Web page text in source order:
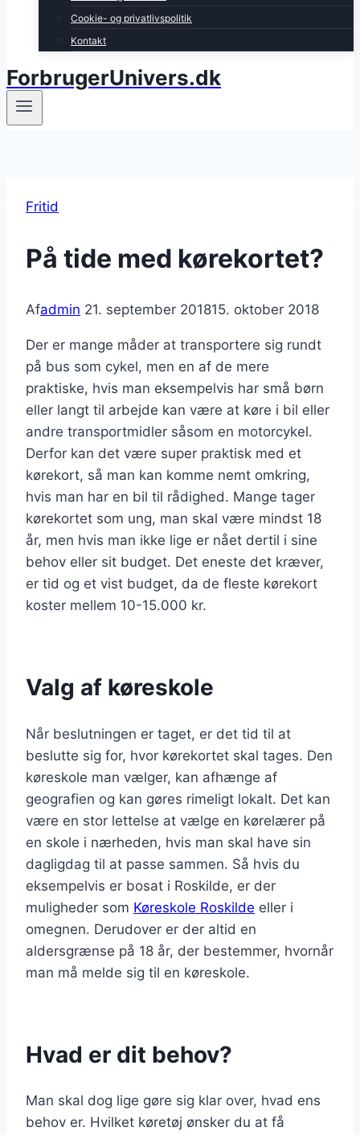
Cookie- og privatlivspolitik
Kontakt
ForbrugerUnivers.dk
Fritid
På tide med kørekortet?
Afadmin 21. september 201815. oktober 2018
Der er mange måder at transportere sig rundt
på bus som cykel, men en af de mere
praktiske, hvis man eksempelvis har små børn
eller langt til arbejde kan være at køre i bil eller
andre transportmidler såsom en motorcykel.
Derfor kan det være super praktisk med et
kørekort, så man kan komme nemt omkring,
hvis man har en bil til rådighed. Mange tager
kørekortet som ung, man skal være mindst 18
år, men hvis man ikke lige er nået dertil i sine
behov eller sit budget. Det eneste det kræver,
er tid og et vist budget, da de fleste kørekort
koster mellem 10-15.000 kr.
Valg af køreskole
Når beslutningen er taget, er det tid til at
beslutte sig for, hvor kørekortet skal tages. Den
køreskole man vælger, kan afhænge af
geografien og kan gøres rimeligt lokalt. Det kan
være en stor lettelse at vælge en kørelærer på
en skole i nærheden, hvis man skal have sin
dagligdag til at passe sammen. Så hvis du
eksempelvis er bosat i Roskilde, er der
muligheder som Køreskole Roskilde eller i
omegnen. Derudover er der altid en
aldersgrænse på 18 år, der bestemmer, hvornår
man må melde sig til en køreskole.
Hvad er dit behov?
Man skal dog lige gøre sig klar over, hvad ens
behov er. Hvilket køretøj ønsker du at få